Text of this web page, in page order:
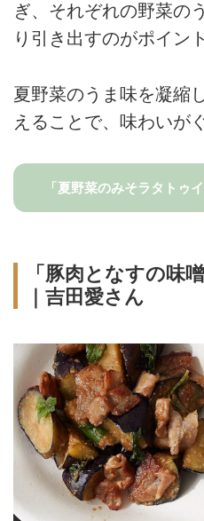
ぎ、それぞれの野菜の
り引き出すのがポイン
夏野菜のうま味を凝縮
えることで、味わいが
「夏野菜のみそラタトゥ
「豚肉となすの味
｜吉田愛さん